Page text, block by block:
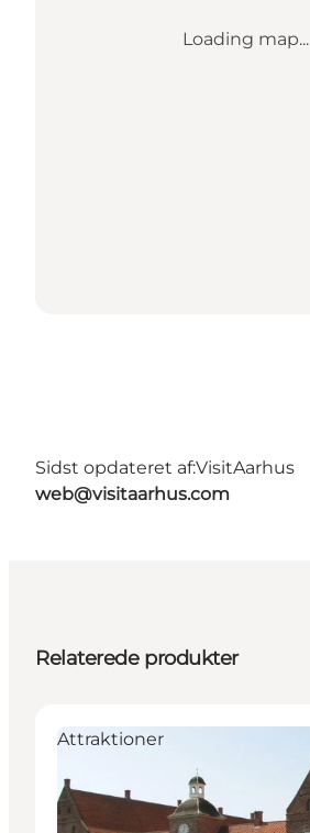
Loading map...
Sidst opdateret af:VisitAarhus
web@visitaarhus.com
Relaterede produkter
Attraktioner